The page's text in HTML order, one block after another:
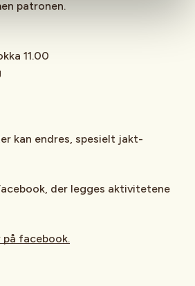
patronen.
11.00
kan endres, spesielt jakt-
der legges aktivitetene
på facebook.